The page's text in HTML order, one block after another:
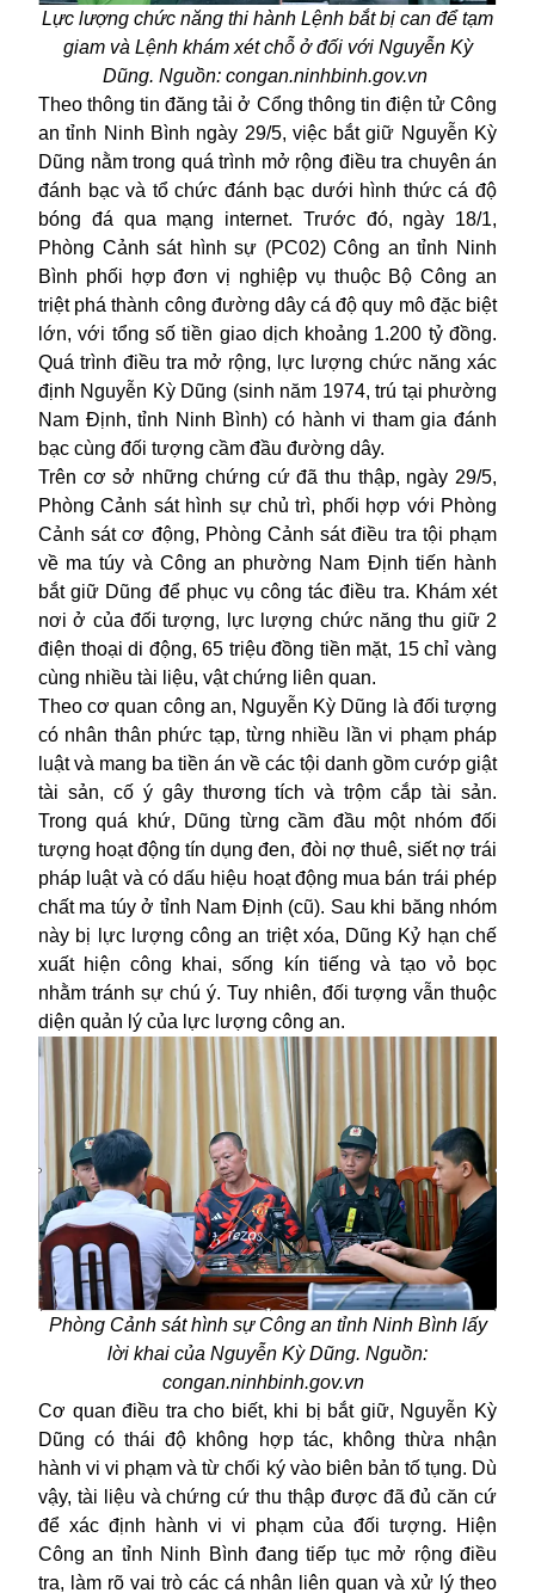
Lực lượng chức năng thi hành Lệnh bắt bị can để tạm
giam và Lệnh khám xét chỗ ở đối với Nguyễn Kỳ
Dũng. Nguồn: congan.ninhbinh.gov.vn
Theo thông tin đăng tải ở Cổng thông tin điện tử Công
an tỉnh Ninh Bình ngày 29/5, việc bắt giữ Nguyễn Kỳ
Dũng nằm trong quá trình mở rộng điều tra chuyên án
đánh bạc và tổ chức đánh bạc dưới hình thức cá độ
bóng đá qua mạng internet. Trước đó, ngày 18/1,
Phòng Cảnh sát hình sự (PC02) Công an tỉnh Ninh
Bình phối hợp đơn vị nghiệp vụ thuộc Bộ Công an
triệt phá thành công đường dây cá độ quy mô đặc biệt
lớn, với tổng số tiền giao dịch khoảng 1.200 tỷ đồng.
Quá trình điều tra mở rộng, lực lượng chức năng xác
định Nguyễn Kỳ Dũng (sinh năm 1974, trú tại phường
Nam Định, tỉnh Ninh Bình) có hành vi tham gia đánh
bạc cùng đối tượng cầm đầu đường dây.
Trên cơ sở những chứng cứ đã thu thập, ngày 29/5,
Phòng Cảnh sát hình sự chủ trì, phối hợp với Phòng
Cảnh sát cơ động, Phòng Cảnh sát điều tra tội phạm
về ma túy và Công an phường Nam Định tiến hành
bắt giữ Dũng để phục vụ công tác điều tra. Khám xét
nơi ở của đối tượng, lực lượng chức năng thu giữ 2
điện thoại di động, 65 triệu đồng tiền mặt, 15 chỉ vàng
cùng nhiều tài liệu, vật chứng liên quan.
Theo cơ quan công an, Nguyễn Kỳ Dũng là đối tượng
có nhân thân phức tạp, từng nhiều lần vi phạm pháp
luật và mang ba tiền án về các tội danh gồm cướp giật
tài sản, cố ý gây thương tích và trộm cắp tài sản.
Trong quá khứ, Dũng từng cầm đầu một nhóm đối
tượng hoạt động tín dụng đen, đòi nợ thuê, siết nợ trái
pháp luật và có dấu hiệu hoạt động mua bán trái phép
chất ma túy ở tỉnh Nam Định (cũ). Sau khi băng nhóm
này bị lực lượng công an triệt xóa, Dũng Kỷ hạn chế
xuất hiện công khai, sống kín tiếng và tạo vỏ bọc
nhằm tránh sự chú ý. Tuy nhiên, đối tượng vẫn thuộc
diện quản lý của lực lượng công an.
Phòng Cảnh sát hình sự Công an tỉnh Ninh Bình lấy
lời khai của Nguyễn Kỳ Dũng. Nguồn:
congan.ninhbinh.gov.vn
Cơ quan điều tra cho biết, khi bị bắt giữ, Nguyễn Kỳ
Dũng có thái độ không hợp tác, không thừa nhận
hành vi vi phạm và từ chối ký vào biên bản tố tụng. Dù
vậy, tài liệu và chứng cứ thu thập được đã đủ căn cứ
để xác định hành vi vi phạm của đối tượng. Hiện
Công an tỉnh Ninh Bình đang tiếp tục mở rộng điều
tra, làm rõ vai trò các cá nhân liên quan và xử lý theo